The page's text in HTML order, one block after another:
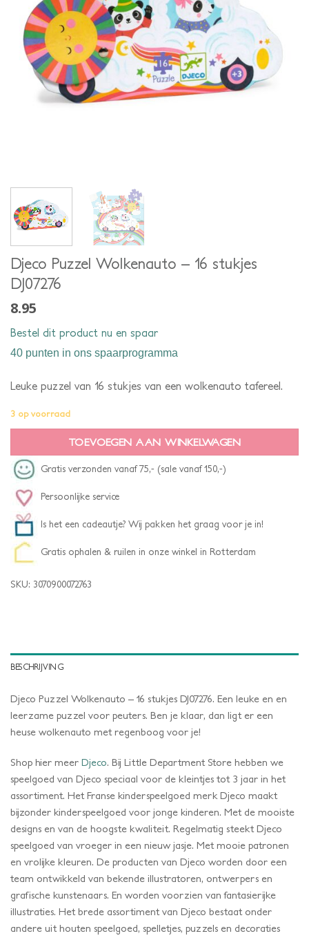
Djeco Puzzel Wolkenauto – 16 stukjes
DJ07276
8.95
Bestel dit product nu en spaar
40 punten in ons spaarprogramma
Leuke puzzel van 16 stukjes van een wolkenauto tafereel.
3 op voorraad
TOEVOEGEN AAN WINKELWAGEN
Gratis verzonden vanaf 75,- (sale vanaf 150,-)
Persoonlijke service
Is het een cadeautje? Wij pakken het graag voor je in!
Gratis ophalen & ruilen in onze winkel in Rotterdam
SKU: 3070900072763
BESCHRIJVING
Djeco Puzzel Wolkenauto – 16 stukjes DJ07276. Een leuke en en
leerzame puzzel voor peuters. Ben je klaar, dan ligt er een
heuse wolkenauto met regenboog voor je!
Shop hier meer Djeco. Bij Little Department Store hebben we
speelgoed van Djeco speciaal voor de kleintjes tot 3 jaar in het
assortiment. Het Franse kinderspeelgoed merk Djeco maakt
bijzonder kinderspeelgoed voor jonge kinderen. Met de mooiste
designs en van de hoogste kwaliteit. Regelmatig steekt Djeco
speelgoed van vroeger in een nieuw jasje. Met mooie patronen
en vrolijke kleuren. De producten van Djeco worden door een
team ontwikkeld van bekende illustratoren, ontwerpers en
grafische kunstenaars. En worden voorzien van fantasierijke
illustraties. Het brede assortiment van Djeco bestaat onder
andere uit houten speelgoed, spelletjes, puzzels en decoraties